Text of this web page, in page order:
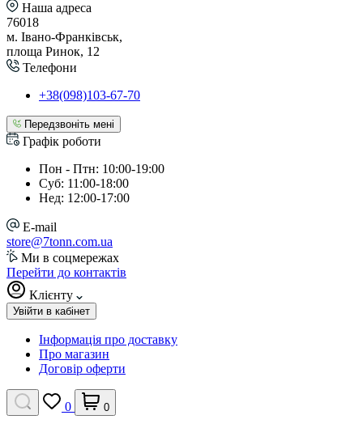
Наша адреса
76018
м. Івано-Франківськ,
площа Ринок, 12
Телефони
+38(098)103-67-70
Передзвоніть мені
Графік роботи
Пон - Птн: 10:00-19:00
Суб: 11:00-18:00
Нед: 12:00-17:00
E-mail
store@7tonn.com.ua
Ми в соцмережах
Перейти до контактів
Клієнту
Увійти в кабінет
Інформація про доставку
Про магазин
Договір оферти
0 0